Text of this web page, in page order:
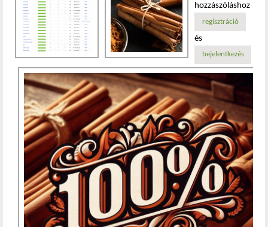
hozzászóláshoz
regisztráció
és
bejelentkezés